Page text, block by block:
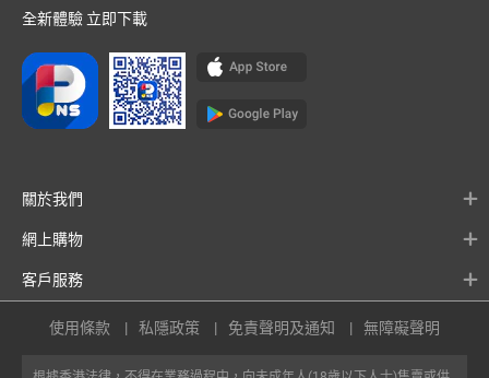
全新體驗 立即下載
關於我們
網上購物
客戶服務
使用條款 私隱政策 免責聲明及通知 無障礙聲明